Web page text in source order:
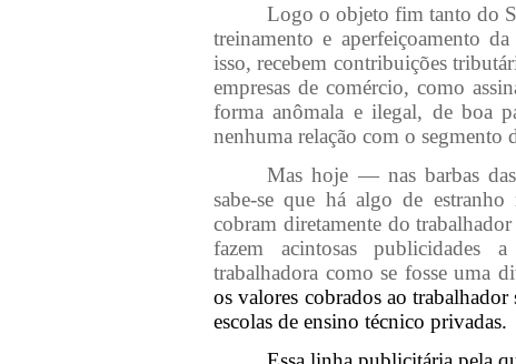
Logo o objeto fim tanto do
treinamento e aperfeiçoamento
isso, recebem contribuições
empresas de comércio, como
forma anômala e ilegal, de boa
nenhuma relação com o segmento
Mas hoje — nas barbas
sabe-se que há algo de estranho
cobram diretamente do
fazem acintosas publicidades
trabalhadora como se fosse uma
os valores cobrados ao
escolas de ensino técnico privadas.